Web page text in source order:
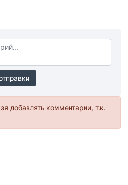
добавлять комментарии, т.к.